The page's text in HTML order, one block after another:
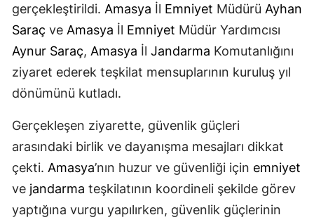
gerçekleştirildi. Amasya İl Emniyet Müdürü Ayhan
Saraç ve Amasya İl Emniyet Müdür Yardımcısı
Aynur Saraç, Amasya İl Jandarma Komutanlığını
ziyaret ederek teşkilat mensuplarının kuruluş yıl
dönümünü kutladı.
Gerçekleşen ziyarette, güvenlik güçleri
arasındaki birlik ve dayanışma mesajları dikkat
çekti. Amasya’nın huzur ve güvenliği için emniyet
ve jandarma teşkilatının koordineli şekilde görev
yaptığına vurgu yapılırken, güvenlik güçlerinin